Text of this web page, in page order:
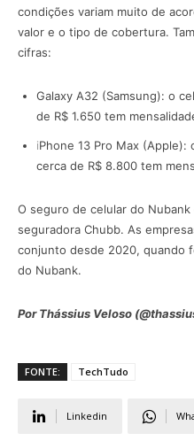
condições variam muito de
valor e o tipo de cobertura.
cifras:
Galaxy A32 (Samsung): o
de R$ 1.650 tem
iPhone 13 Pro Max
cerca de R$ 8.800 tem
O seguro de celular do
seguradora Chubb. As
conjunto desde 2020, quando
do Nubank.
Por Thássius Veloso
FONTE: TechTudo
Linkedin